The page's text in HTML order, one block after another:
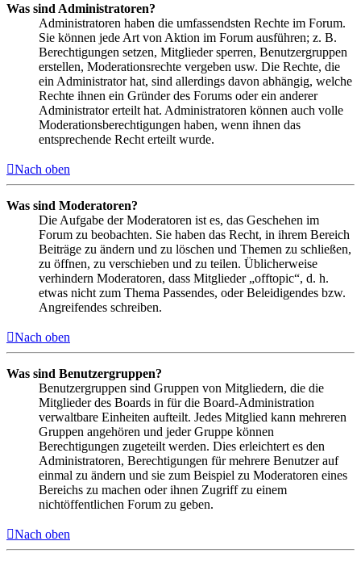
Was sind Administratoren?
Administratoren haben die umfassendsten Rechte im Forum.
Sie können jede Art von Aktion im Forum ausführen; z. B.
Berechtigungen setzen, Mitglieder sperren, Benutzergruppen
erstellen, Moderationsrechte vergeben usw. Die Rechte, die
ein Administrator hat, sind allerdings davon abhängig, welche
Rechte ihnen ein Gründer des Forums oder ein anderer
Administrator erteilt hat. Administratoren können auch volle
Moderationsberechtigungen haben, wenn ihnen das
entsprechende Recht erteilt wurde.
Nach oben
Was sind Moderatoren?
Die Aufgabe der Moderatoren ist es, das Geschehen im
Forum zu beobachten. Sie haben das Recht, in ihrem Bereich
Beiträge zu ändern und zu löschen und Themen zu schließen,
zu öffnen, zu verschieben und zu teilen. Üblicherweise
verhindern Moderatoren, dass Mitglieder „offtopic“, d. h.
etwas nicht zum Thema Passendes, oder Beleidigendes bzw.
Angreifendes schreiben.
Nach oben
Was sind Benutzergruppen?
Benutzergruppen sind Gruppen von Mitgliedern, die die
Mitglieder des Boards in für die Board-Administration
verwaltbare Einheiten aufteilt. Jedes Mitglied kann mehreren
Gruppen angehören und jeder Gruppe können
Berechtigungen zugeteilt werden. Dies erleichtert es den
Administratoren, Berechtigungen für mehrere Benutzer auf
einmal zu ändern und sie zum Beispiel zu Moderatoren eines
Bereichs zu machen oder ihnen Zugriff zu einem
nichtöffentlichen Forum zu geben.
Nach oben